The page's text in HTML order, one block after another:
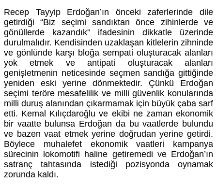
Recep Tayyip Erdoğan’ın önceki zaferlerinde dile
getirdiği “Biz seçimi sandıktan önce zihinlerde ve
gönüllerde kazandık” ifadesinin dikkatle üzerinde
durulmalıdır. Kendisinden uzaklaşan kitlelerin zihninde
ve gönlünde karşı bloğa sempati oluşturacak alanları
yok etmek ve antipati oluşturacak alanları
genişletmenin neticesinde seçmen sandığa gittiğinde
yeniden eski yerine dönmektedir. Çünkü Erdoğan
seçimi teröre mesafelilik ve milli güvenlik konularında
milli duruş alanından çıkarmamak için büyük çaba sarf
etti. Kemal Kılıçdaroğlu ve ekibi ne zaman ekonomik
bir vaatte bulunsa Erdoğan da bu vaatlerde bulundu
ve bazen vaat etmek yerine doğrudan yerine getirdi.
Böylece muhalefet ekonomik vaatleri kampanya
sürecinin lokomotifi haline getiremedi ve Erdoğan’ın
satranç tahtasında istediği pozisyonda oynamak
zorunda kaldı.